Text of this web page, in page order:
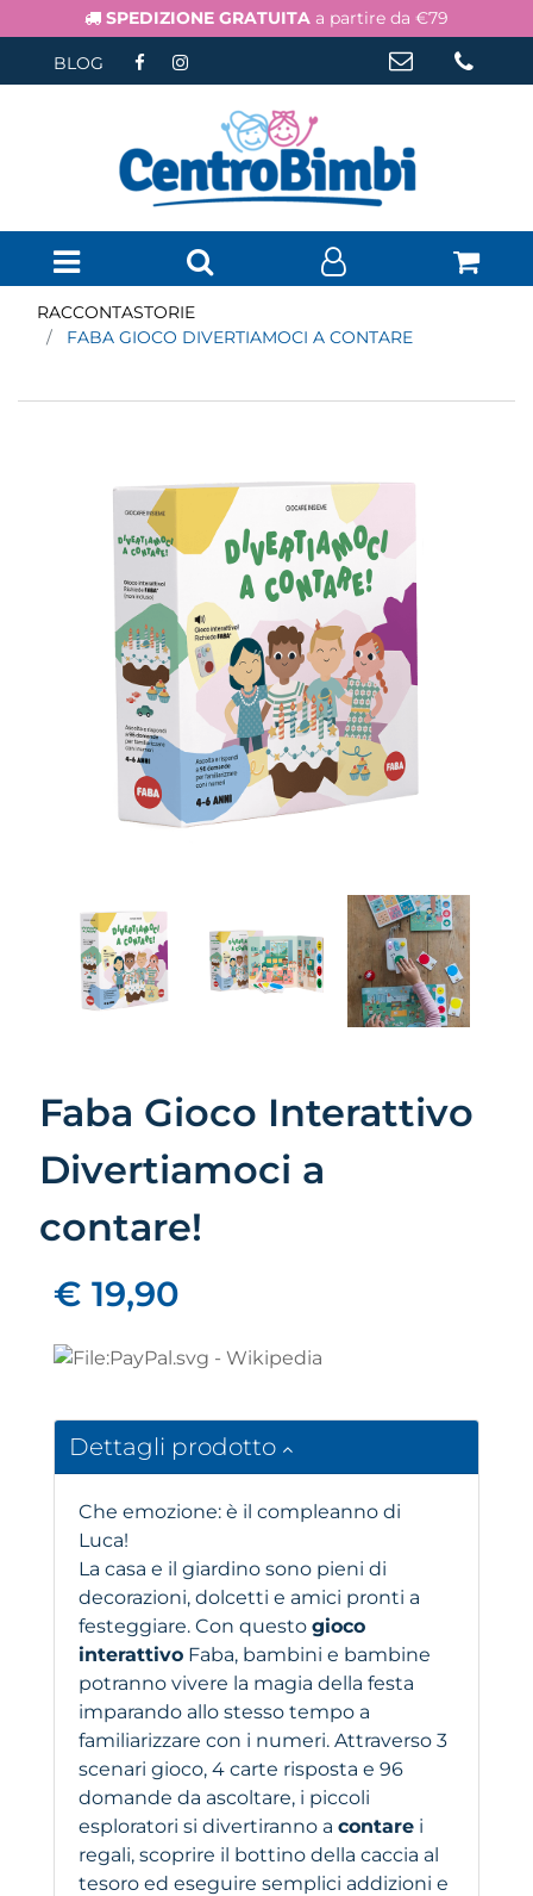
SPEDIZIONE GRATUITA a partire da €79
BLOG
Open menu
RACCONTASTORIE
FABA GIOCO DIVERTIAMOCI A CONTARE
Faba Gioco Interattivo
Divertiamoci a
contare!
€ 19,90
Dettagli prodotto
Che emozione: è il compleanno di
Luca!
La casa e il giardino sono pieni di
decorazioni, dolcetti e amici pronti a
festeggiare. Con questo gioco
interattivo Faba, bambini e bambine
potranno vivere la magia della festa
imparando allo stesso tempo a
familiarizzare con i numeri. Attraverso 3
scenari gioco, 4 carte risposta e 96
domande da ascoltare, i piccoli
esploratori si divertiranno a contare i
regali, scoprire il bottino della caccia al
tesoro ed eseguire semplici addizioni e